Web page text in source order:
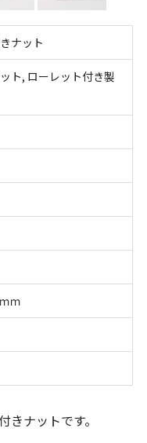
ナット
ト, ローレット付き製
ｍ
きナットです。